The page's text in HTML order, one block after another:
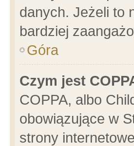
danych. Jeżeli to
bardziej
Góra
Czym jest
COPPA, albo
obowiązujące w
strony